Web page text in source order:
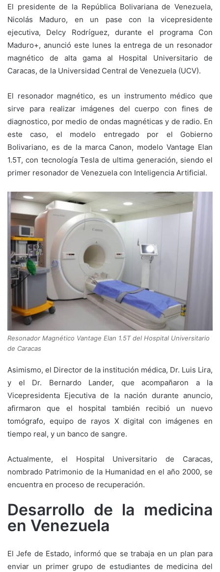
El presidente de la República Bolivariana de Venezuela,
Nicolás Maduro, en un pase con la vicepresidente
ejecutiva, Delcy Rodríguez, durante el programa Con
Maduro+, anunció este lunes la entrega de un resonador
magnético de alta gama al Hospital Universitario de
Caracas, de la Universidad Central de Venezuela (UCV).
El resonador magnético, es un instrumento médico que
sirve para realizar imágenes del cuerpo con fines de
diagnostico, por medio de ondas magnéticas y de radio. En
este caso, el modelo entregado por el Gobierno
Bolivariano, es de la marca Canon, modelo Vantage Elan
1.5T, con tecnología Tesla de ultima generación, siendo el
primer resonador de Venezuela con Inteligencia Artificial.
Resonador Magnético Vantage Elan 1.5T del Hospital Universitario
de Caracas
Asimismo, el Director de la institución médica, Dr. Luis Lira,
y el Dr. Bernardo Lander, que acompañaron a la
Vicepresidenta Ejecutiva de la nación durante anuncio,
afirmaron que el hospital también recibió un nuevo
tomógrafo, equipo de rayos X digital con imágenes en
tiempo real, y un banco de sangre.
Actualmente, el Hospital Universitario de Caracas,
nombrado Patrimonio de la Humanidad en el año 2000, se
encuentra en proceso de recuperación.
Desarrollo de la medicina
en Venezuela
El Jefe de Estado, informó que se trabaja en un plan para
enviar un primer grupo de estudiantes de medicina del